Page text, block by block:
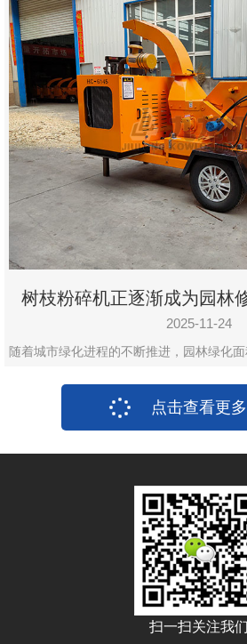
树枝粉碎机正逐渐成为园林
2025-11-24
随着城市绿化进程的不断推进，园林绿化
点击查看更多
扫一扫关注我们